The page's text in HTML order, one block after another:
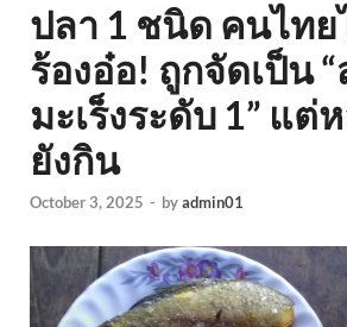
ปลา 1 ชนิด คนไท
ร้องอ๋อ! ถูกจัดเป็น
มะเร็งระดับ 1” แต่
ยังกิน
October 3, 2025 - byadmin01